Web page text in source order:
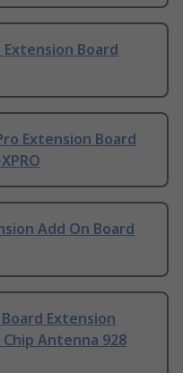
Board
Extension Board
Add On Board
Extension
Antenna 928